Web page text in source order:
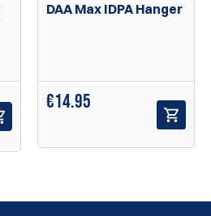
DAA Max IDPA Hanger
€14.95